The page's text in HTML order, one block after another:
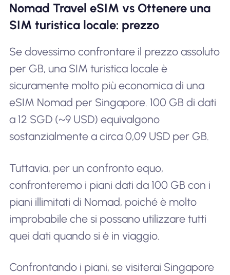
Nomad Travel eSIM vs Ottenere una
SIM turistica locale: prezzo
Se dovessimo confrontare il prezzo assoluto
per GB, una SIM turistica locale è
sicuramente molto più economica di una
eSIM Nomad per Singapore. 100 GB di dati
a 12 SGD (~9 USD) equivalgono
sostanzialmente a circa 0,09 USD per GB.
Tuttavia, per un confronto equo,
confronteremo i piani dati da 100 GB con i
piani illimitati di Nomad, poiché è molto
improbabile che si possano utilizzare tutti
quei dati quando si è in viaggio.
Confrontando i piani, se visiterai Singapore